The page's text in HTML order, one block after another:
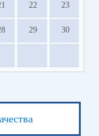
22 23
29 30